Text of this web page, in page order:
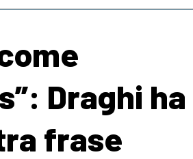
Draghi ha
frase